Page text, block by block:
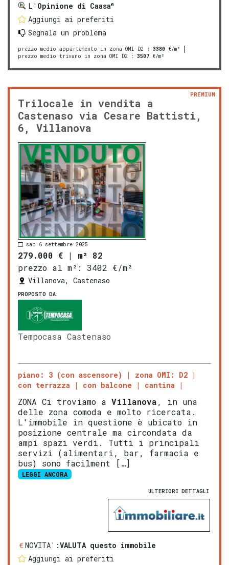
L' Opinione di Caasa®
Aggiungi ai preferiti
Segnala un problema
prezzo medio appartamento in zona OMI D2 : 3380 €/m²
prezzo medio trivano in zona OMI D2 : 3507 €/m²
Trilocale in vendita a
Castenaso via Cesare Battisti,
6, Villanova
PREMIUM
sab 6 settembre 2025
279.000 € | m² 82
prezzo al m²:
3402 €/m²
Villanova, Castenaso
PROPOSTO DA:
Tempocasa Castenaso
piano: 3 (con ascensore)
zona OMI: D2
con terrazza
con balcone cantina
ZONA Ci troviamo a Villanova, in una
delle zona comoda e molto ricercata.
L'immobile in questione è ubicato in
posizione centrale ma circondata da
ampi spazi verdi. Tutti i principali
servizi (alimentari, bar, farmacia e
bus) sono facilment […]
LEGGI ANCORA
ULTERIORI DETTAGLI
NOVITA':VALUTA questo immobile
Aggiungi ai preferiti